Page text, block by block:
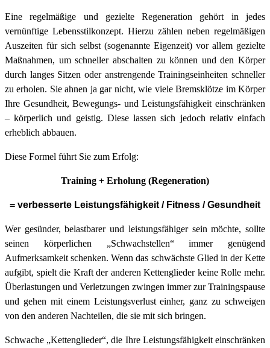
Eine regelmäßige und gezielte Regeneration gehört in jedes
vernünftige Lebensstilkonzept. Hierzu zählen neben regelmäßigen
Auszeiten für sich selbst (sogenannte Eigenzeit) vor allem gezielte
Maßnahmen, um schneller abschalten zu können und den Körper
durch langes Sitzen oder anstrengende Trainingseinheiten schneller
zu erholen. Sie ahnen ja gar nicht, wie viele Bremsklötze im Körper
Ihre Gesundheit, Bewegungs- und Leistungsfähigkeit einschränken
– körperlich und geistig. Diese lassen sich jedoch relativ einfach
erheblich abbauen.
Diese Formel führt Sie zum Erfolg:
Training + Erholung (Regeneration)
= verbesserte Leistungsfähigkeit / Fitness / Gesundheit
Wer gesünder, belastbarer und leistungsfähiger sein möchte, sollte
seinen körperlichen „Schwachstellen“ immer genügend
Aufmerksamkeit schenken. Wenn das schwächste Glied in der Kette
aufgibt, spielt die Kraft der anderen Kettenglieder keine Rolle mehr.
Überlastungen und Verletzungen zwingen immer zur Trainingspause
und gehen mit einem Leistungsverlust einher, ganz zu schweigen
von den anderen Nachteilen, die sie mit sich bringen.
Schwache „Kettenglieder“, die Ihre Leistungsfähigkeit einschränken